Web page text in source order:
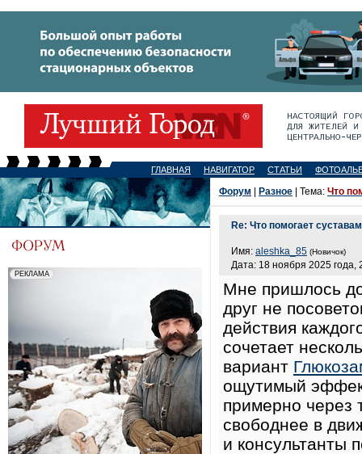
ГЛАВНАЯ НАВИГАТОР СТАТЬИ
Форум Разное | Тема: Что
Re: Что помогает
Имя: aleshka_85 (Новичок)
Дата: 18 ноября 2025 года,
Мне пришлось
друг не
действия
сочетает
вариант
ощутимый
примерно через
свободнее в
и консультанты